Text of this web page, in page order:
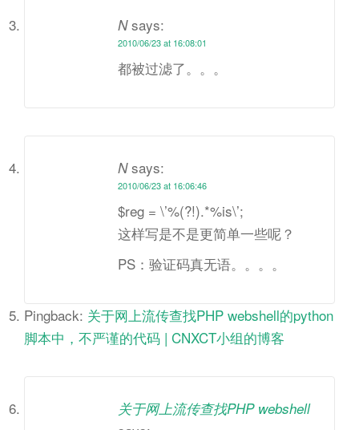
N says:
2010/06/23 at 16:08:01
都被过滤了。。。
N says:
2010/06/23 at 16:06:46
$reg = \’%(?!).*%is\’;
这样写是不是更简单一些呢？
PS：验证码真无语。。。。
Pingback: 关于网上流传查找PHP webshell的python
脚本中，不严谨的代码 | CNXCT小组的博客
关于网上流传查找PHP webshell